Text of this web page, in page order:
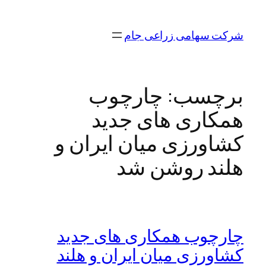
محتواشرکت سهامی زراعی جام
برچسب: چارچوب
همکاری های جدید
کشاورزی میان ایران و
هلند روشن شد
چارچوب همکاری های جدید
کشاورزی میان ایران و هلند